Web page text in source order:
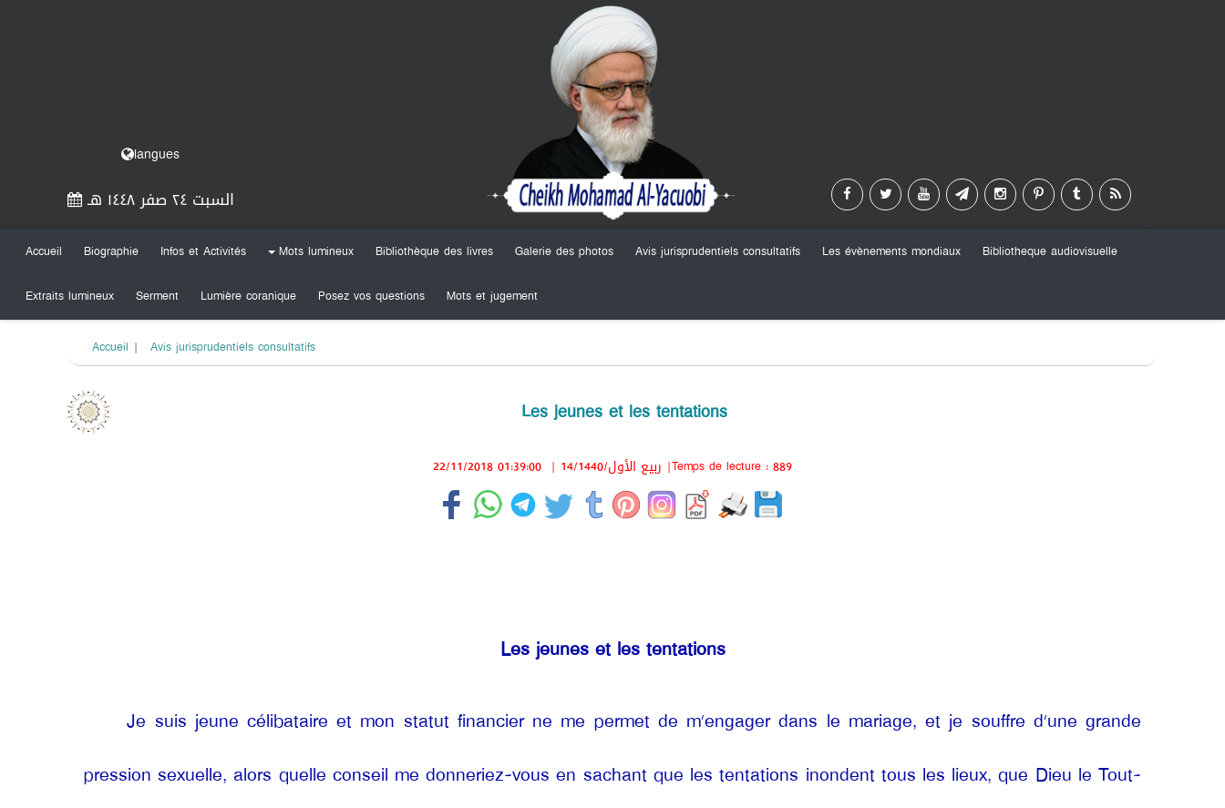
langues
السبت ٢٤ صفر ١٤٤٨ هـ
Accueil Biographie Infos et Activités Mots lumineux Bibliothèque des livres Galerie des photos Avis jurisprudentiels consultatifs Les évènements mondiaux
Bibliotheque audiovisuelle
Extraits lumineux
Serment Lumière coranique Posez vos questions Mots et jugement
Accueil | Avis jurisprudentiels consultatifs
Les jeunes et les tentations
22/11/2018 01:39:00 | 14/ربيع الأول/1440 |Temps de lecture : 889
Les jeunes et les tentations
Je suis jeune célibataire et mon statut financier ne me permet de m’engager dans le mariage, et je souffre d’une grande
pression sexuelle, alors quelle conseil me donneriez-vous en sachant que les tentations inondent tous les lieux, que Dieu le Tout-